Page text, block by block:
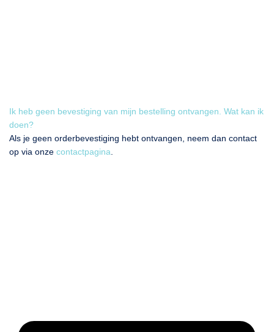
Ik heb geen bevestiging van mijn bestelling ontvangen. Wat kan ik
doen?
Als je geen orderbevestiging hebt ontvangen, neem dan contact
op via onze contactpagina.